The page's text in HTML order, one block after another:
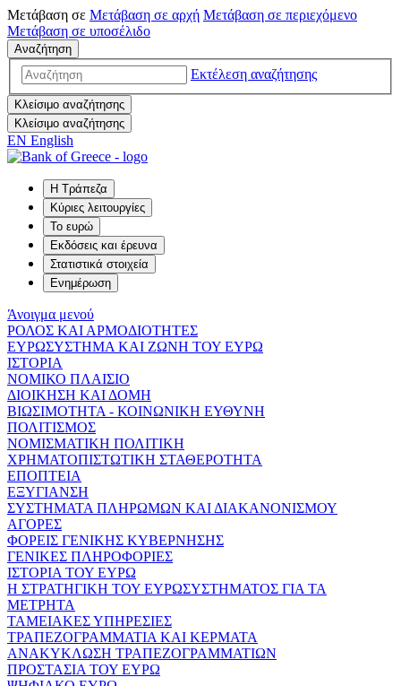
Μετάβαση σε Μετάβαση σε αρχή Μετάβαση σε περιεχόμενο
Μετάβαση σε υποσέλιδο
Αναζήτηση
Εκτέλεση αναζήτησης
Κλείσιμο αναζήτησης
Κλείσιμο αναζήτησης
EN English
Η Τράπεζα
Κύριες λειτουργίες
Το ευρώ
Εκδόσεις και έρευνα
Στατιστικά στοιχεία
Ενημέρωση
Άνοιγμα μενού
ΡΟΛΟΣ ΚΑΙ ΑΡΜΟΔΙΟΤΗΤΕΣ
ΕΥΡΩΣΥΣΤΗΜΑ ΚΑΙ ΖΩΝΗ ΤΟΥ ΕΥΡΩ
ΙΣΤΟΡΙΑ
ΝΟΜΙΚΟ ΠΛΑΙΣΙΟ
ΔΙΟΙΚΗΣΗ ΚΑΙ ΔΟΜΗ
ΒΙΩΣΙΜΟΤΗΤΑ - ΚΟΙΝΩΝΙΚΗ ΕΥΘΥΝΗ
ΠΟΛΙΤΙΣΜΟΣ
ΝΟΜΙΣΜΑΤΙΚΗ ΠΟΛΙΤΙΚΗ
ΧΡΗΜΑΤΟΠΙΣΤΩΤΙΚΗ ΣΤΑΘΕΡΟΤΗΤΑ
ΕΠΟΠΤΕΙΑ
ΕΞΥΓΙΑΝΣΗ
ΣΥΣΤΗΜΑΤΑ ΠΛΗΡΩΜΩΝ ΚΑΙ ΔΙΑΚΑΝΟΝΙΣΜΟΥ
ΑΓΟΡΕΣ
ΦΟΡΕΙΣ ΓΕΝΙΚΗΣ ΚΥΒΕΡΝΗΣΗΣ
ΓΕΝΙΚΕΣ ΠΛΗΡΟΦΟΡΙΕΣ
ΙΣΤΟΡΙΑ ΤΟΥ ΕΥΡΩ
Η ΣΤΡΑΤΗΓΙΚΗ ΤΟΥ ΕΥΡΩΣΥΣΤΗΜΑΤΟΣ ΓΙΑ ΤΑ
ΜΕΤΡΗΤΑ
ΤΑΜΕΙΑΚΕΣ ΥΠΗΡΕΣΙΕΣ
ΤΡΑΠΕΖΟΓΡΑΜΜΑΤΙΑ ΚΑΙ ΚΕΡΜΑΤΑ
ΑΝΑΚΥΚΛΩΣΗ ΤΡΑΠΕΖΟΓΡΑΜΜΑΤΙΩΝ
ΠΡΟΣΤΑΣΙΑ ΤΟΥ ΕΥΡΩ